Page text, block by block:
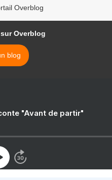
Overblog
Overblog
blog
"Avant de partir"